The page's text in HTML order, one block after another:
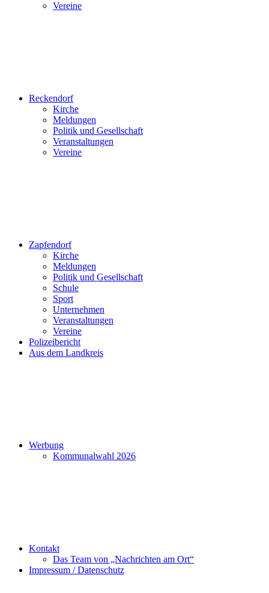
Vereine
Reckendorf
Kirche
Meldungen
Politik und Gesellschaft
Veranstaltungen
Vereine
Zapfendorf
Kirche
Meldungen
Politik und Gesellschaft
Schule
Sport
Unternehmen
Veranstaltungen
Vereine
Polizeibericht
Aus dem Landkreis
Werbung
Kommunalwahl 2026
Kontakt
Das Team von „Nachrichten am Ort“
Impressum / Datenschutz